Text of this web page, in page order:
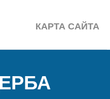
КАРТА САЙТА